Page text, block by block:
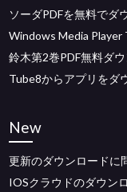
ソーダPDFを無料でダ
Windows Media Player
鈴木第2巻PDF無料ダ
Tube8からアプリをダ
New
更新のダウンロードに
IOSクラウドのダウン